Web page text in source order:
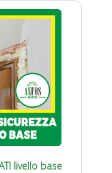
livello base